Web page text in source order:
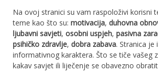
Na ovoj stranici su vam raspoloživi korisni
teme kao što su: motivacija, duhovna
ljubavni savjeti, osobni uspjeh, pasivna
psihičko zdravlje, dobra zabava. Stranica je
informativnog karaktera. Što se tiče vašeg
kakav savjet ili liječenje se obavezno